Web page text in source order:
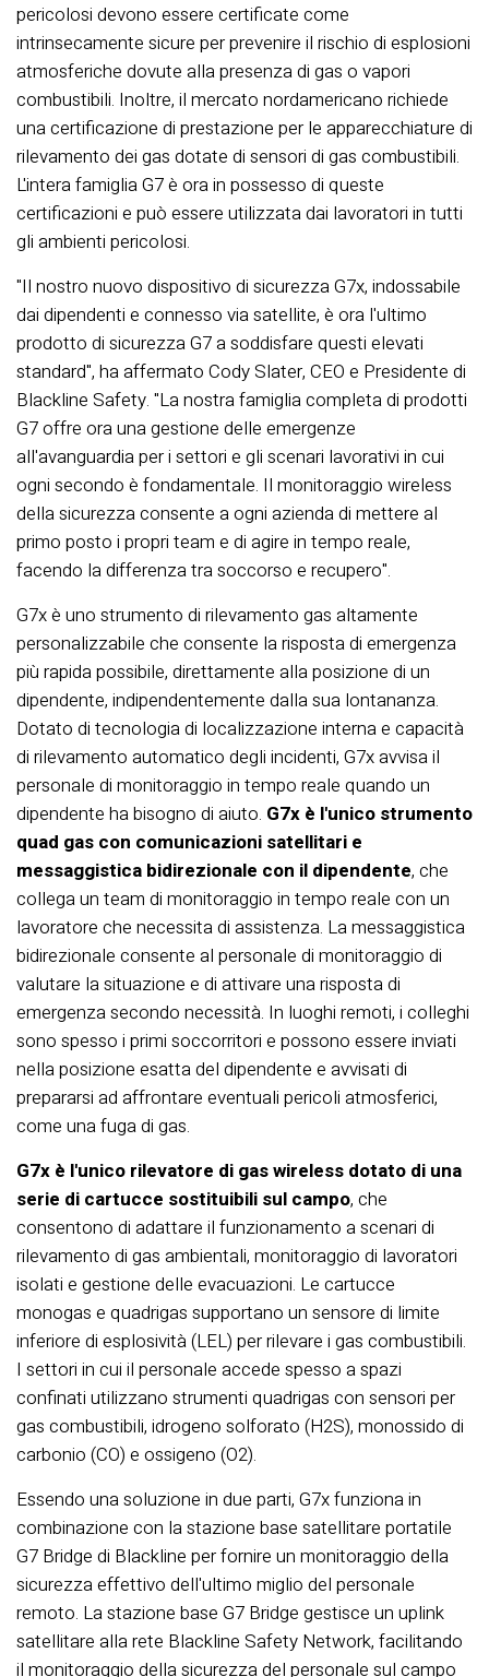
pericolosi devono essere certificate come
intrinsecamente sicure per prevenire il rischio di esplosioni
atmosferiche dovute alla presenza di gas o vapori
combustibili. Inoltre, il mercato nordamericano richiede
una certificazione di prestazione per le apparecchiature di
rilevamento dei gas dotate di sensori di gas combustibili.
L'intera famiglia G7 è ora in possesso di queste
certificazioni e può essere utilizzata dai lavoratori in tutti
gli ambienti pericolosi.
"Il nostro nuovo dispositivo di sicurezza G7x, indossabile
dai dipendenti e connesso via satellite, è ora l'ultimo
prodotto di sicurezza G7 a soddisfare questi elevati
standard", ha affermato Cody Slater, CEO e Presidente di
Blackline Safety. "La nostra famiglia completa di prodotti
G7 offre ora una gestione delle emergenze
all'avanguardia per i settori e gli scenari lavorativi in cui
ogni secondo è fondamentale. Il monitoraggio wireless
della sicurezza consente a ogni azienda di mettere al
primo posto i propri team e di agire in tempo reale,
facendo la differenza tra soccorso e recupero".
G7x è uno strumento di rilevamento gas altamente
personalizzabile che consente la risposta di emergenza
più rapida possibile, direttamente alla posizione di un
dipendente, indipendentemente dalla sua lontananza.
Dotato di tecnologia di localizzazione interna e capacità
di rilevamento automatico degli incidenti, G7x avvisa il
personale di monitoraggio in tempo reale quando un
dipendente ha bisogno di aiuto. G7x è l'unico strumento
quad gas con comunicazioni satellitari e
messaggistica bidirezionale con il dipendente, che
collega un team di monitoraggio in tempo reale con un
lavoratore che necessita di assistenza. La messaggistica
bidirezionale consente al personale di monitoraggio di
valutare la situazione e di attivare una risposta di
emergenza secondo necessità. In luoghi remoti, i colleghi
sono spesso i primi soccorritori e possono essere inviati
nella posizione esatta del dipendente e avvisati di
prepararsi ad affrontare eventuali pericoli atmosferici,
come una fuga di gas.
G7x è l'unico rilevatore di gas wireless dotato di una
serie di cartucce sostituibili sul campo, che
consentono di adattare il funzionamento a scenari di
rilevamento di gas ambientali, monitoraggio di lavoratori
isolati e gestione delle evacuazioni. Le cartucce
monogas e quadrigas supportano un sensore di limite
inferiore di esplosività (LEL) per rilevare i gas combustibili.
I settori in cui il personale accede spesso a spazi
confinati utilizzano strumenti quadrigas con sensori per
gas combustibili, idrogeno solforato (H2S), monossido di
carbonio (CO) e ossigeno (O2).
Essendo una soluzione in due parti, G7x funziona in
combinazione con la stazione base satellitare portatile
G7 Bridge di Blackline per fornire un monitoraggio della
sicurezza effettivo dell'ultimo miglio del personale
remoto. La stazione base G7 Bridge gestisce un uplink
satellitare alla rete Blackline Safety Network, facilitando
il monitoraggio della sicurezza del personale sul campo